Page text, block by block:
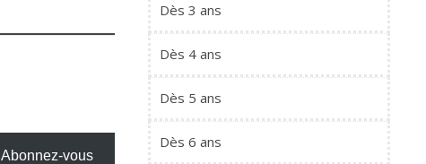
Abonnez-vous
Dès 3 ans
Dès 4 ans
Dès 5 ans
Dès 6 ans